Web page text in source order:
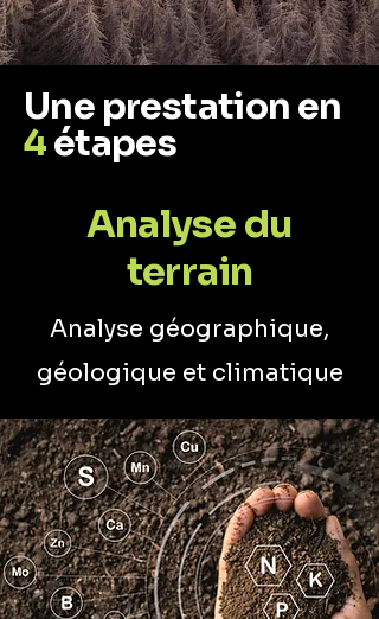
Une prestation en
4étapes
Analyse du
terrain
Analyse géographique,
géologique et climatique